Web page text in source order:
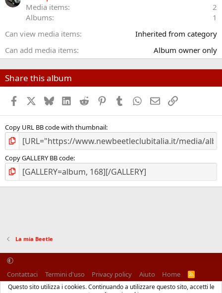
/
Media items
2
Albums
1
Can view media items
Inherited from category
Can add media items
Album owner only
Share this album
FacebookX (Twitter)
BlueskyLinkedInReddit PinterestTumblr WhatsApp
EmailLink
Copy URL BB code with thumbnail
Copy GALLERY BB code
La mia Beetle
Contattaci Termini d'uso Privacy policy Aiuto Home
R
S
S
®
Questo sito utilizza i cookies. Continuando a utilizzare questo sito, accetti le